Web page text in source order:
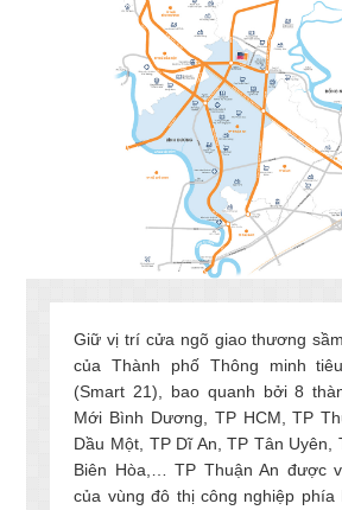
Giữ vị trí cửa ngõ giao thương
của Thành phố Thông minh
(Smart 21), bao quanh bởi 8
Mới Bình Dương, TP HCM, TP
Dầu Một, TP Dĩ An, TP Tân Uyên,
Biên Hòa,… TP Thuận An được
của vùng đô thị công nghiệp phía